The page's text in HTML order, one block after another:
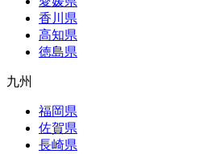
香川県
高知県
徳島県
九州
福岡県
佐賀県
長崎県